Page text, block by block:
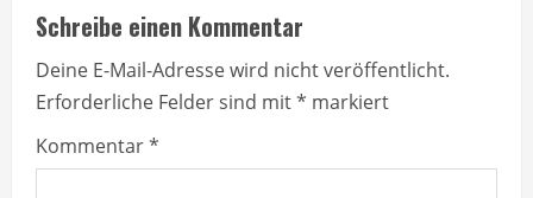
n
u
e
R
Schreibe einen Kommentar
Deine E-Mail-Adresse wird nicht veröffentlicht.
Erforderliche Felder sind mit* markiert
Kommentar*